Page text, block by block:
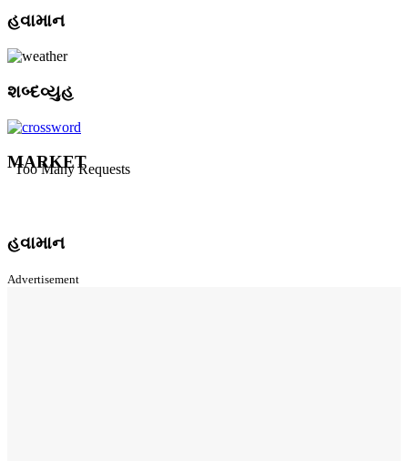
હવામાન
શબ્દવ્યુહ
MARKET
હવામાન
Advertisement